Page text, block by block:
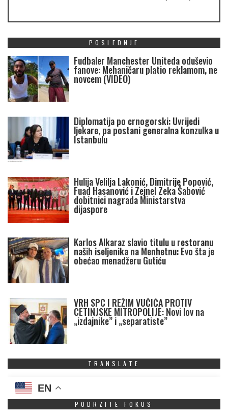
POSLEDNJE
Fudbaler Manchester Uniteda oduševio
fanove: Mehaničaru platio reklamom, ne
novcem (VIDEO)
Diplomatija po crnogorski: Uvrijedi
ljekare, pa postani generalna konzulka u
Istanbulu
Hulija Velilja Lakonić, Dimitrije Popović,
Fuad Hasanović i Zejnel Zeka Šabović
dobitnici nagrada Ministarstva
dijaspore
Karlos Alkaraz slavio titulu u restoranu
naših iseljenika na Menhetnu: Evo šta je
obećao menadžeru Gutiću
VRH SPC I REŽIM VUČIĆA PROTIV
CETINJSKE MITROPOLIJE: Novi lov na
„izdajnike” i „separatiste”
TRANSLATE
EN
PODRZITE FOKUS